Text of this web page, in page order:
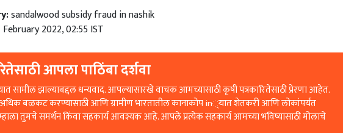
sandalwood subsidy fraud in nashik
February 2022, 02:55 IST
आपला पाठिंबा दर्शवा
सामील झाल्याबद्दल धन्यवाद. आपल्यासारखे वाचक आमच्यासाठी कृषी पत्रकारितेसाठी प्रेरणा आहेत.
अधिक बळकट करण्यासाठी आणि ग्रामीण भारतातील कानाकोप in्यात शेतकरी आणि लोकांपर्यंत
तुमचे समर्थन किंवा सहकार्य आवश्यक आहे. आपले प्रत्येक सहकार्य आमच्या भविष्यासाठी मोलाचे